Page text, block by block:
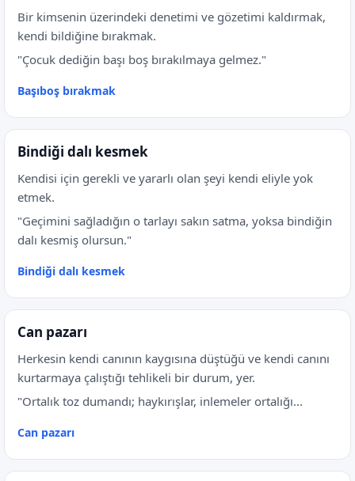
Bir kimsenin üzerindeki denetimi ve gözetimi kaldırmak,
kendi bildiğine bırakmak.
"Çocuk dediğin başı boş bırakılmaya gelmez."
Başıboş bırakmak
Bindiği dalı kesmek
Kendisi için gerekli ve yararlı olan şeyi kendi eliyle yok
etmek.
"Geçimini sağladığın o tarlayı sakın satma, yoksa bindiğin
dalı kesmiş olursun."
Bindiği dalı kesmek
Can pazarı
Herkesin kendi canının kaygısına düştüğü ve kendi canını
kurtarmaya çalıştığı tehlikeli bir durum, yer.
"Ortalık toz dumandı; haykırışlar, inlemeler ortalığı...
Can pazarı